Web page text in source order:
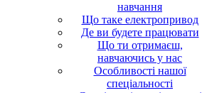
навчання
Що таке електропривод
Де ви будете працювати
Що ти отримаєш,
навчаючись у нас
Особливості нашої
спеціальності